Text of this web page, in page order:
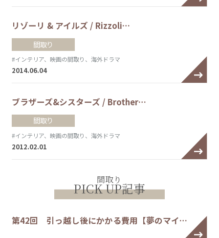
リゾーリ & アイルズ / Rizzoli…
間取り
#インテリア、映画の間取り、海外ドラマ
2014.06.04
ブラザーズ&シスターズ / Brother…
間取り
#インテリア、映画の間取り、海外ドラマ
2012.02.01
間取り
PICK UP記事
第42回 引っ越し後にかかる費用【夢のマイ…